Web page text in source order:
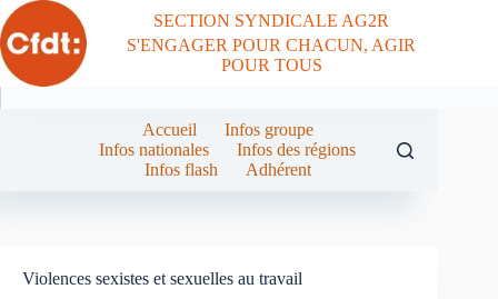
Passer
au
contenu
SECTION SYNDICALE AG2R
S'ENGAGER POUR CHACUN, AGIR
POUR TOUS
Accueil
Infos groupe
Infos nationales
Infos des régions
Infos flash
Adhérent
Violences sexistes et sexuelles au travail